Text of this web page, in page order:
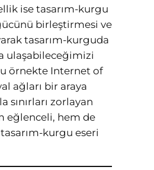
ise tasarım-kurgu
birleştirmesi ve
tasarım-kurguda
ulaşabileceğimizi
örnekte Internet of
ağları bir araya
sınırları zorlayan
eğlenceli, hem de
kurgu eseri